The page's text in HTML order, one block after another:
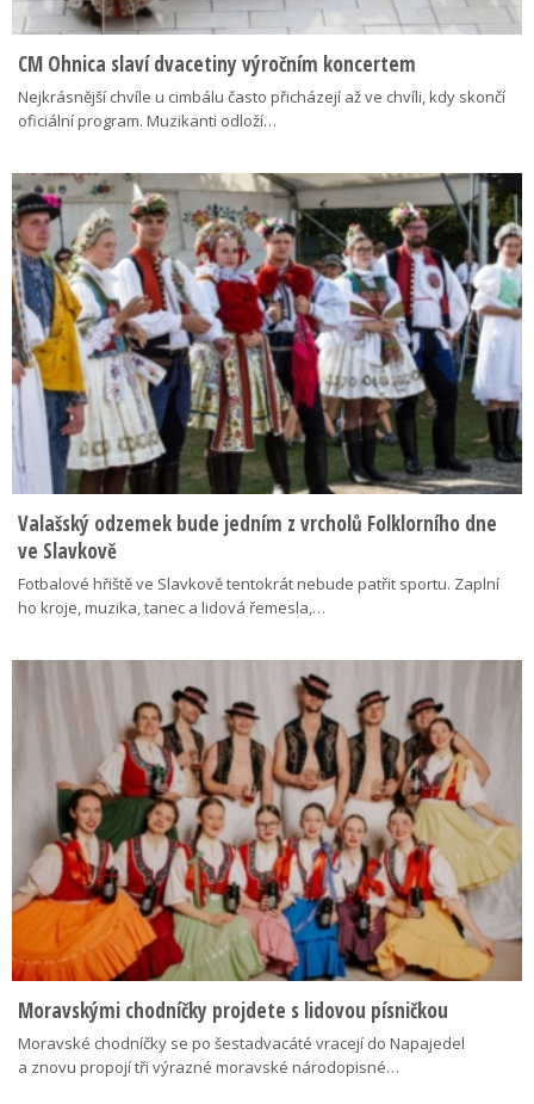
CM Ohnica slaví dvacetiny výročním koncertem
Nejkrásnější chvíle u cimbálu často přicházejí až ve chvíli, kdy skončí
oficiální program. Muzikanti odloží…
Valašský odzemek bude jedním z vrcholů Folklorního dne
ve Slavkově
Fotbalové hřiště ve Slavkově tentokrát nebude patřit sportu. Zaplní
ho kroje, muzika, tanec a lidová řemesla,…
Moravskými chodníčky projdete s lidovou písničkou
Moravské chodníčky se po šestadvacáté vracejí do Napajedel
a znovu propojí tři výrazné moravské národopisné…